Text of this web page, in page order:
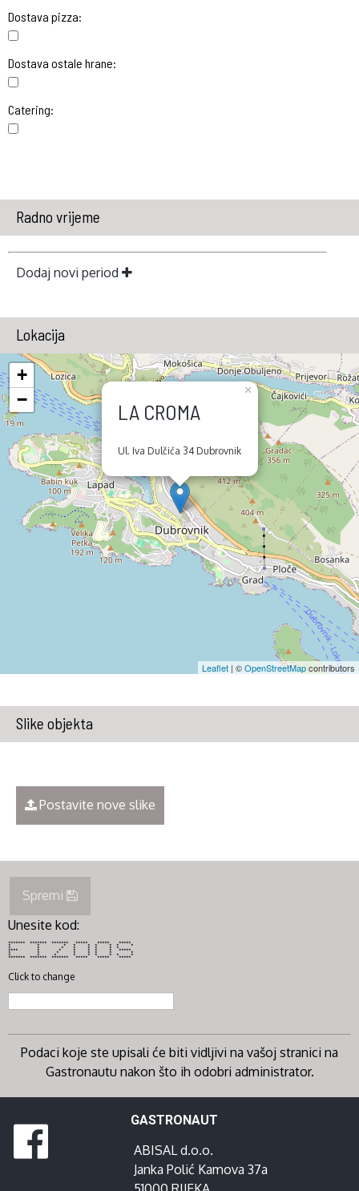
Dostava pizza:
Dostava ostale hrane:
Catering:
Radno vrijeme
Dodaj novi period
Lokacija
LA CROMA
Ul. Iva Dulčića 34 Dubrovnik
×
+
−
Leaflet | ©OpenStreetMapcontributors
Slike objekta
Postavite nove slike
Spremi
Unesite kod:
******* ******* ******* ***** ***** *****
* * * * * * * * *
* * * * * * * *
**** * * * * * * *****
* * * * * * * *
* * * * * * * * *
******* ******* ******* ***** ***** *****
Click to change
Podaci koje ste upisali će biti vidljivi na vašoj stranici na
Gastronautu nakon što ih odobri administrator.
GASTRONAUT
ABISAL d.o.o.
Janka Polić Kamova 37a